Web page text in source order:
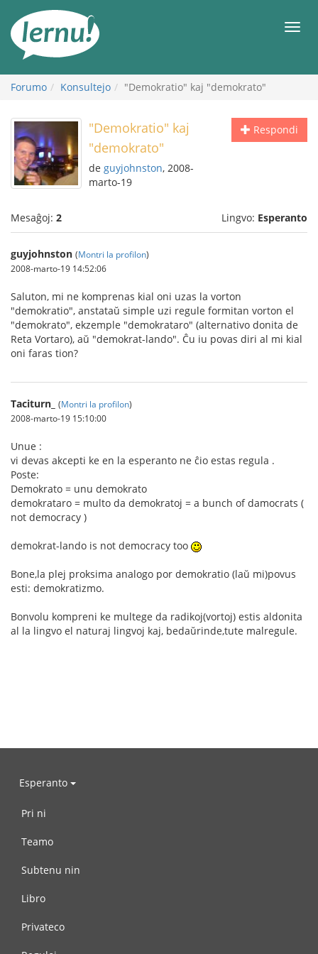
enhavo
Forumo Konsultejo "Demokratio" kaj "demokrato"
Respondi
"Demokratio" kaj
"demokrato"
de guyjohnston, 2008-
marto-19
Mesaĝoj: 2 Lingvo: Esperanto
guyjohnston (Montri la profilon)
2008-marto-19 14:52:06
Saluton, mi ne komprenas kial oni uzas la vorton
"demokratio", anstataŭ simple uzi regule formitan vorton el
"demokrato", ekzemple "demokrataro" (alternativo donita de
Reta Vortaro), aŭ "demokrat-lando". Ĉu iu povas diri al mi kial
oni faras tion?
Taciturn_ (Montri la profilon)
2008-marto-19 15:10:00
Unue :
vi devas akcepti ke en la esperanto ne ĉio estas regula .
Poste:
Demokrato = unu demokrato
demokrataro = multo da demokratoj = a bunch of damocrats (
not democracy )
demokrat-lando is not democracy too
Bone,la plej proksima analogo por demokratio (laŭ mi)povus
esti: demokratizmo.
Bonvolu kompreni ke multege da radikoj(vortoj) estis aldonita
al la lingvo el naturaj lingvoj kaj, bedaŭrinde,tute malregule.
Esperanto
Pri ni
Teamo
Subtenu nin
Libro
Privateco